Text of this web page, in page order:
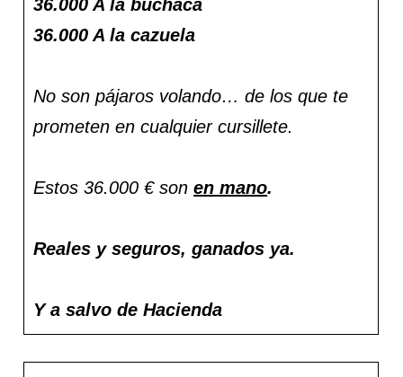
36.000 A la buchaca
36.000 A la cazuela
No son pájaros volando… de los que te
prometen en cualquier cursillete.
Estos 36.000 € sonen mano.
Reales y seguros, ganados ya.
Y a salvo de Hacienda